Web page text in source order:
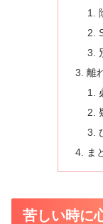
離
ま
苦しい時に